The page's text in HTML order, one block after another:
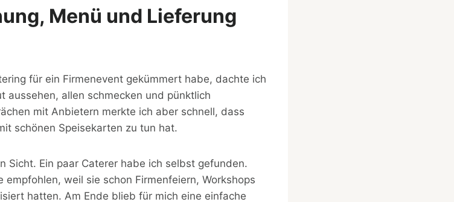
Menü und Lieferung
für ein Firmenevent gekümmert habe, dachte ich
aussehen, allen schmecken und pünktlich
mit Anbietern merkte ich aber schnell, dass
schönen Speisekarten zu tun hat.
Sicht. Ein paar Caterer habe ich selbst gefunden.
weil sie schon Firmenfeiern, Workshops
hatten. Am Ende blieb für mich eine einfache